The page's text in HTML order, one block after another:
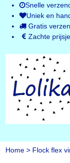
Snelle
Uniek en
Gratis
Zachte
Home > Flock flex